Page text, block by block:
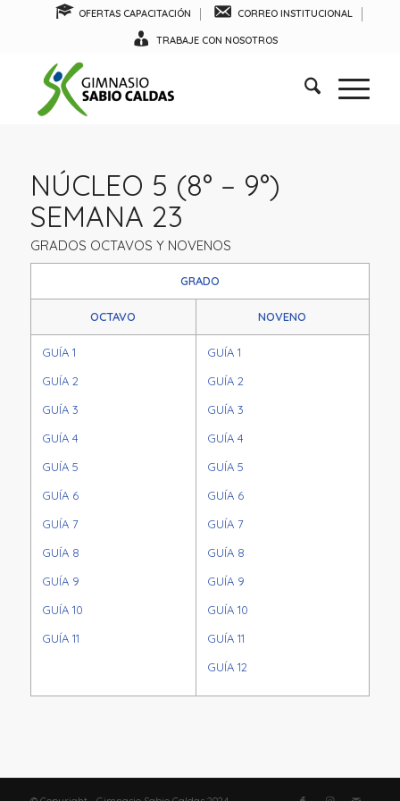
OFERTAS CAPACITACIÓN CORREO INSTITUCIONAL
TRABAJE CON NOSOTROS
NÚCLEO 5 (8° – 9°)
SEMANA 23
GRADOS OCTAVOS Y NOVENOS
GRADO
OCTAVO NOVENO
GUÍA 1
GUÍA 2
GUÍA 3
GUÍA 4
GUÍA 5
GUÍA 6
GUÍA 7
GUÍA 8
GUÍA 9
GUÍA 10
GUÍA 11
GUÍA 1
GUÍA 2
GUÍA 3
GUÍA 4
GUÍA 5
GUÍA 6
GUÍA 7
GUÍA 8
GUÍA 9
GUÍA 10
GUÍA 11
GUÍA 12